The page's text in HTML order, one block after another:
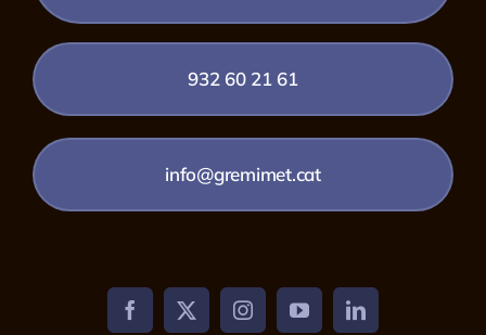
info@gremimet.cat
932 60 21 61